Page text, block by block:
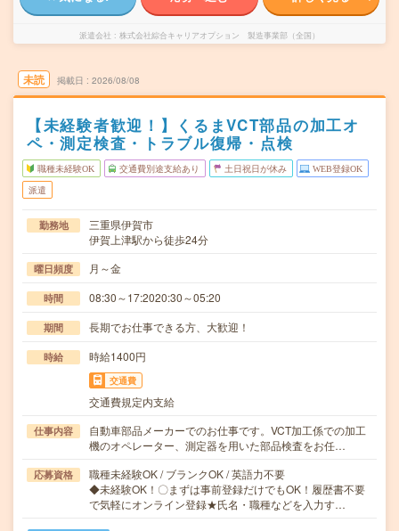
派遣会社 株式会社綜合キャリアオプション 製造事業部（全国）
未読 掲載日 2026/08/08
【未経験者歓迎！】くるまVCT部品の加工オ
ペ・測定検査・トラブル復帰・点検
職種未経験OK 交通費別途支給あり 土日祝日が休み WEB登録OK
派遣
勤務地
三重県伊賀市
伊賀上津駅から徒歩24分
曜日頻度 月～金
時間 08:30～17:2020:30～05:20
期間 長期でお仕事できる方、大歓迎！
時給 時給1400円
交通費
交通費規定内支給
仕事内容
自動車部品メーカーでのお仕事です。VCT加工係での加工
機のオペレーター、測定器を用いた部品検査をお任…
応募資格
職種未経験OK / ブランクOK / 英語力不要
◆未経験OK！〇まずは事前登録だけでもOK！履歴書不要
で気軽にオンライン登録★氏名・職種などを入力す…